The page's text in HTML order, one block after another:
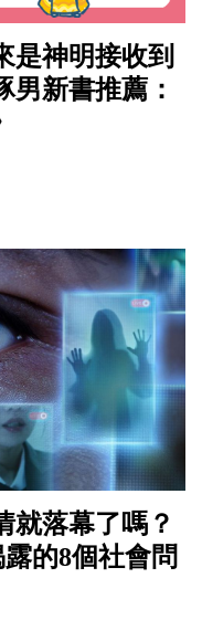
是神明接收到
男新書推薦：
就落幕了嗎？
的8個社會問